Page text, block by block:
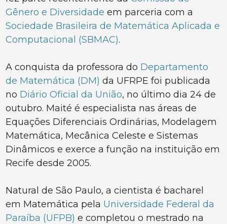
Gênero e Diversidade em parceria com a
Sociedade Brasileira de Matemática Aplicada e
Computacional (SBMAC).
A conquista da professora do Departamento
de Matemática (DM) da UFRPE foi publicada
no Diário Oficial da União, no último dia 24 de
outubro. Maité é especialista nas áreas de
Equações Diferenciais Ordinárias, Modelagem
Matemática, Mecânica Celeste e Sistemas
Dinâmicos e exerce a função na instituição em
Recife desde 2005.
Natural de São Paulo, a cientista é bacharel
em Matemática pela Universidade Federal da
Paraíba (UFPB) e completou o mestrado na